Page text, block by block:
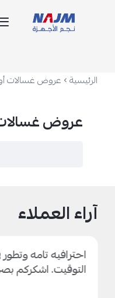
الرئيسية عروض غسالات
عروض
آراء العملاء
احترافيه تامه
التوقيت. اشكركم